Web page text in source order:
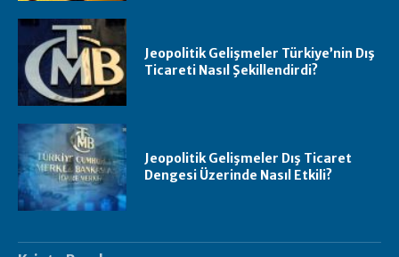
Jeopolitik Gelişmeler Türkiye’nin Dış
Ticareti Nasıl Şekillendirdi?
Jeopolitik Gelişmeler Dış Ticaret
Dengesi Üzerinde Nasıl Etkili?